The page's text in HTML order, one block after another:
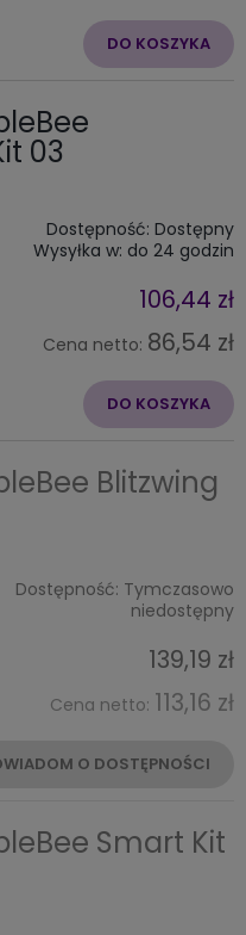
DO KOSZYKA
03
Dostępność: Dostępny
Wysyłka w: do 24 godzin
106,44 zł
Cena netto: 86,54 zł
DO KOSZYKA
Blitzwing
Dostępność: Tymczasowo
niedostępny
139,19 zł
Cena netto: 113,16 zł
O DOSTĘPNOŚCI
Smart Kit